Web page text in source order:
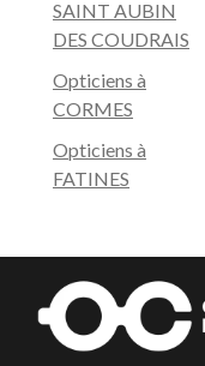
SAINT AUBIN
DES COUDRAIS
Opticiens à
CORMES
Opticiens à
FATINES